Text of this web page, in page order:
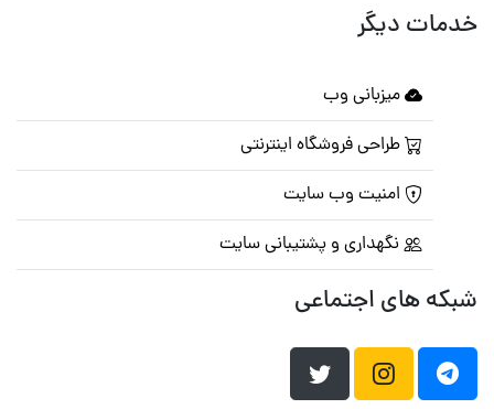
خدمات دیگر
میزبانی وب
طراحی فروشگاه اینترنتی
امنیت وب سایت
نگهداری و پشتیبانی سایت
شبکه های اجتماعی